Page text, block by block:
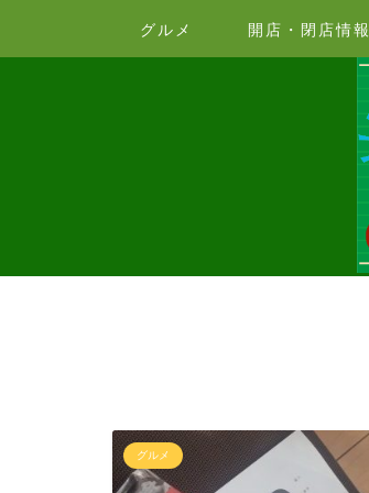
グルメ 開店・閉店情報
グルメ